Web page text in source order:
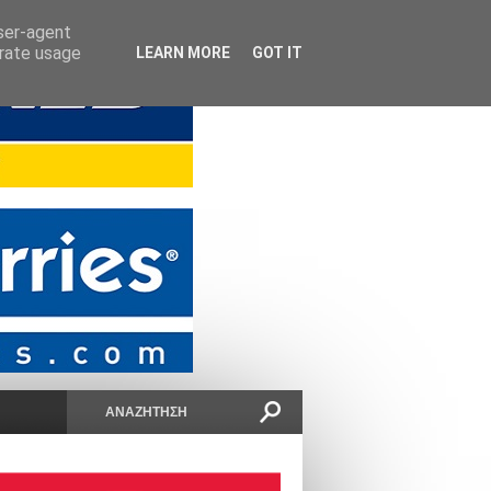
agent
usage
LEARN MORE GOT IT